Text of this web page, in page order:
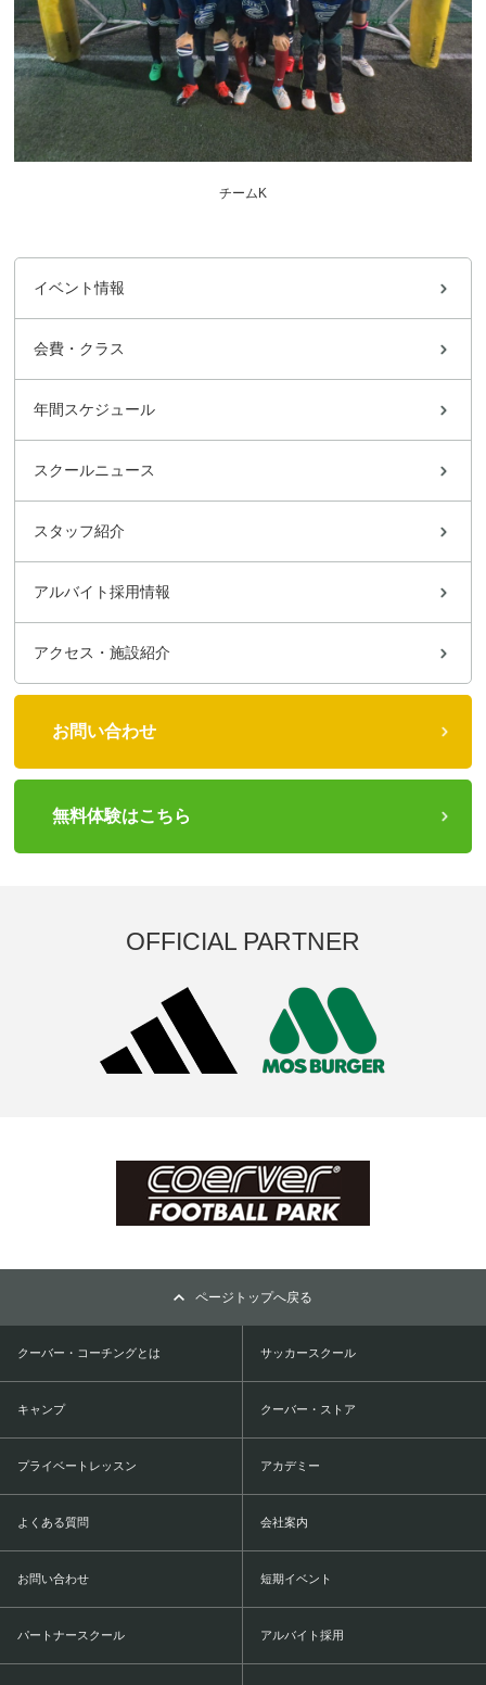
チームK
イベント情報
会費・クラス
年間スケジュール
スクールニュース
スタッフ紹介
アルバイト採用情報
アクセス・施設紹介
お問い合わせ
無料体験はこちら
OFFICIAL PARTNER
ページトップへ戻る
クーバー・コーチングとは サッカースクール
キャンプ クーバー・ストア
プライベートレッスン アカデミー
よくある質問 会社案内
お問い合わせ 短期イベント
パートナースクール アルバイト採用